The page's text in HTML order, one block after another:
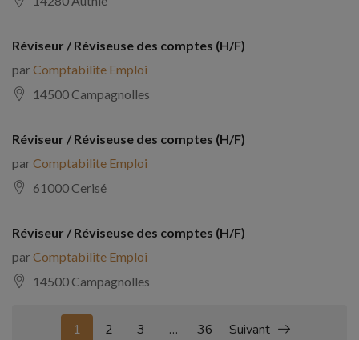
Réviseur / Réviseuse des comptes (H/F)
parComptabilite Emploi
14500 Campagnolles
Réviseur / Réviseuse des comptes (H/F)
parComptabilite Emploi
61000 Cerisé
Réviseur / Réviseuse des comptes (H/F)
parComptabilite Emploi
14500 Campagnolles
1 2 3 … 36 Suivant